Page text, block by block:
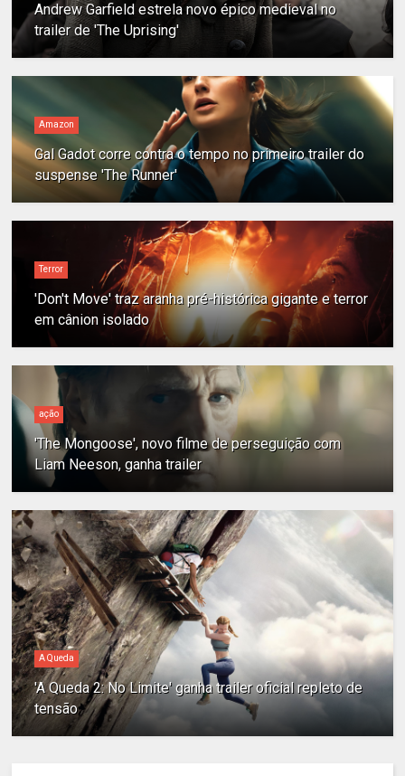
Andrew Garfield estrela novo épico medieval no
trailer de 'The Uprising'
Amazon
Gal Gadot corre contra o tempo no primeiro trailer do
suspense 'The Runner'
Terror
'Don't Move' traz aranha pré-histórica gigante e terror
em cânion isolado
ação
'The Mongoose', novo filme de perseguição com
Liam Neeson, ganha trailer
A Queda
'A Queda 2: No Limite' ganha trailer oficial repleto de
tensão